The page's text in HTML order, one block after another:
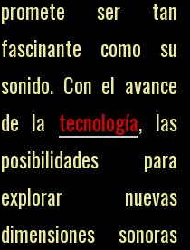
promete ser tan
fascinante como su
sonido. Con el avance
de la tecnología, las
posibilidades para
explorar nuevas
dimensiones sonoras